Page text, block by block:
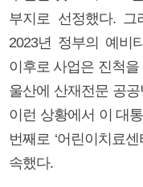
부지로 선정했다. 그
2023년 정부의 예비
이후로 사업은 진척
울산에 산재전문 공
이런 상황에서 이 대
번째로 ‘어린이치료
속했다.